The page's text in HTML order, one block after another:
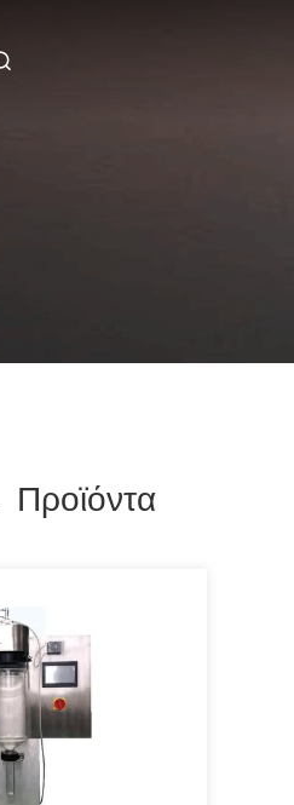
Προϊόντα